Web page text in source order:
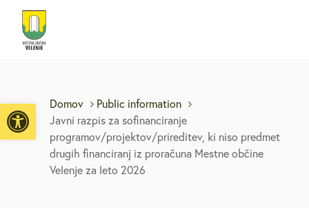
Open toolbar
Domov
Public information
Javni razpis za sofinanciranje
programov/projektov/prireditev, ki niso predmet
drugih financiranj iz proračuna Mestne občine
Velenje za leto 2026